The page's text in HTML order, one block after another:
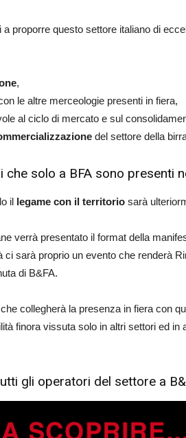
a proporre questo settore italiano di
,
le altre merceologie presenti in fiera,
al ciclo di mercato e sul
del settore della
che solo a BFA sono presenti
il legame con il territorio sarà
verrà presentato il format della
ci sarà proprio un evento che renderà
di B&FA.
collegherà la presenza in fiera con
finora vissuta solo in altri settori ed in
gli operatori del settore a